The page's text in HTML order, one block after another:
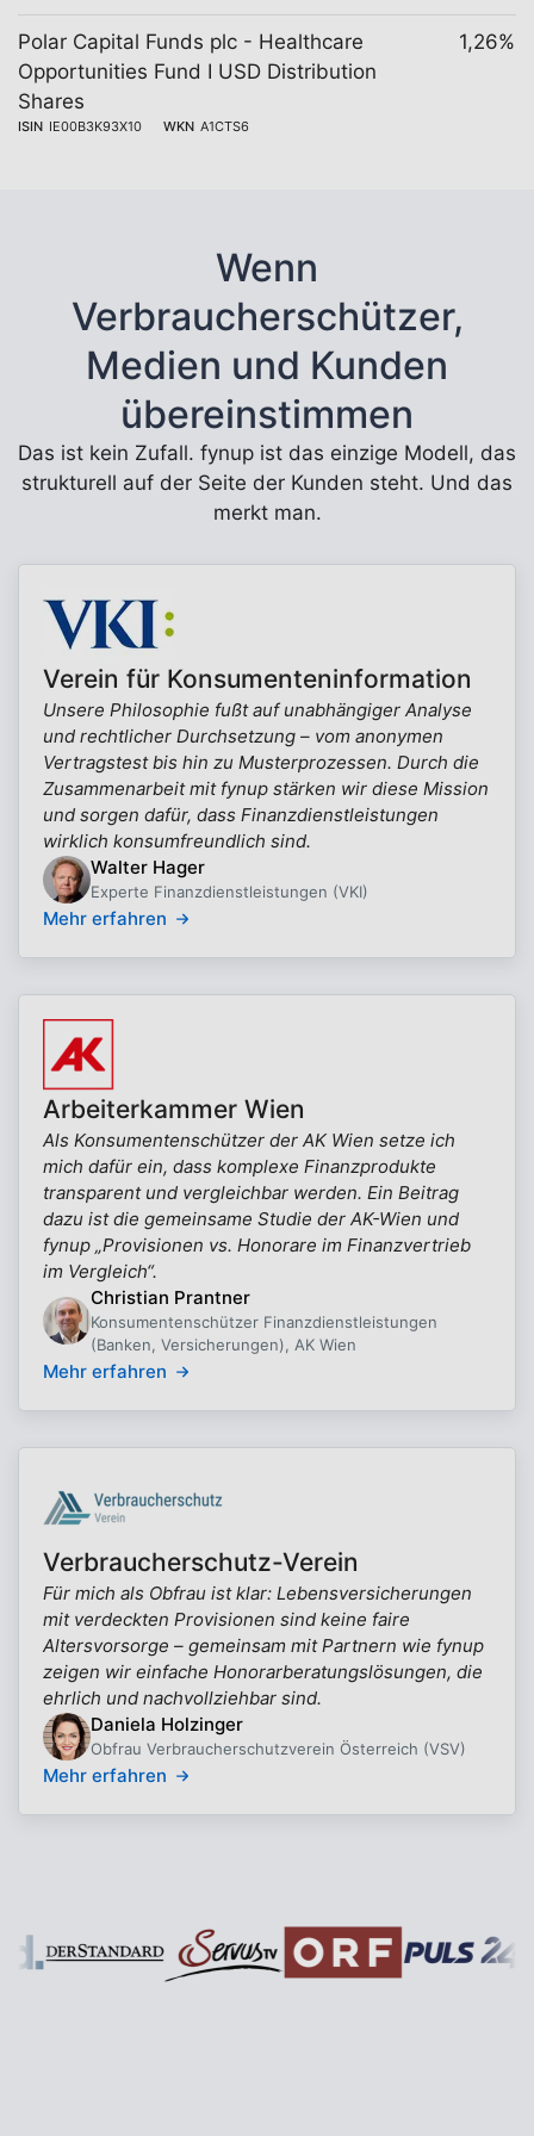
Polar Capital Funds plc - Healthcare
Opportunities Fund I USD Distribution
Shares
ISIN IE00B3K93X10 WKN A1CTS6
1,26%
Wenn
Verbraucherschützer,
Medien und Kunden
übereinstimmen
Das ist kein Zufall. fynup ist das einzige Modell, das
strukturell auf der Seite der Kunden steht. Und das
merkt man.
Verein für Konsumenteninformation
Unsere Philosophie fußt auf unabhängiger Analyse
und rechtlicher Durchsetzung – vom anonymen
Vertragstest bis hin zu Musterprozessen. Durch die
Zusammenarbeit mit fynup stärken wir diese Mission
und sorgen dafür, dass Finanzdienstleistungen
wirklich konsumfreundlich sind.
Walter Hager
Experte Finanzdienstleistungen (VKI)
Mehr erfahren
Arbeiterkammer Wien
Als Konsumentenschützer der AK Wien setze ich
mich dafür ein, dass komplexe Finanzprodukte
transparent und vergleichbar werden. Ein Beitrag
dazu ist die gemeinsame Studie der AK-Wien und
fynup „Provisionen vs. Honorare im Finanzvertrieb
im Vergleich“.
Christian Prantner
Konsumentenschützer Finanzdienstleistungen
(Banken, Versicherungen), AK Wien
Mehr erfahren
Verbraucherschutz-Verein
Für mich als Obfrau ist klar: Lebensversicherungen
mit verdeckten Provisionen sind keine faire
Altersvorsorge – gemeinsam mit Partnern wie fynup
zeigen wir einfache Honorarberatungslösungen, die
ehrlich und nachvollziehbar sind.
Daniela Holzinger
Obfrau Verbraucherschutzverein Österreich (VSV)
Mehr erfahren